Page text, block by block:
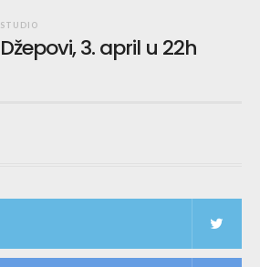
STUDIO
Džepovi, 3. april u 22h